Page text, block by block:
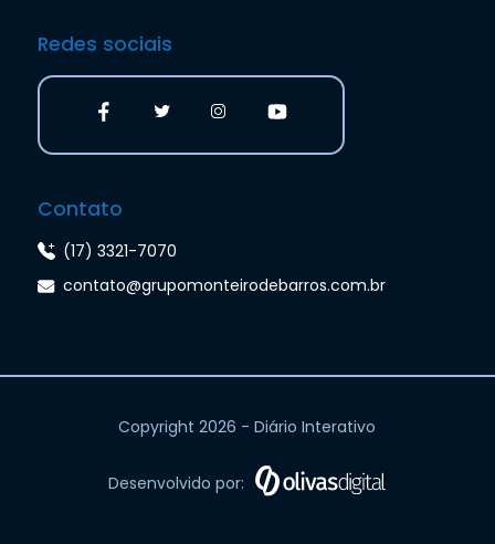
Redes sociais
Contato
(17) 3321-7070
contato@grupomonteirodebarros.com.br
Copyright 2026 - Diário Interativo
Desenvolvido por: